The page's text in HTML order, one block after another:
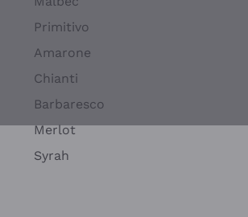
Primitivo
Amarone
Chianti
Barbaresco
Merlot
Syrah